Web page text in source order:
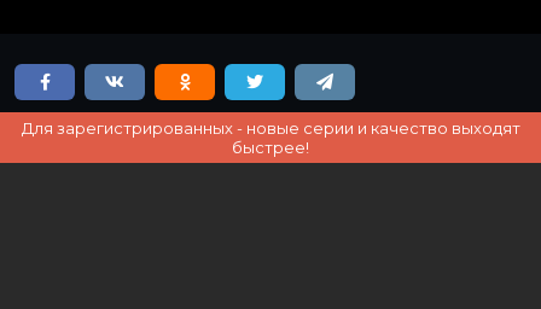
Для зарегистрированных - новые серии и качество выходят
быстрее!